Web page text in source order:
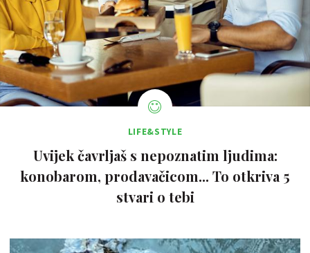
LIFE&STYLE
Uvijek čavrljaš s nepoznatim ljudima:
konobarom, prodavačicom... To otkriva 5
stvari o tebi